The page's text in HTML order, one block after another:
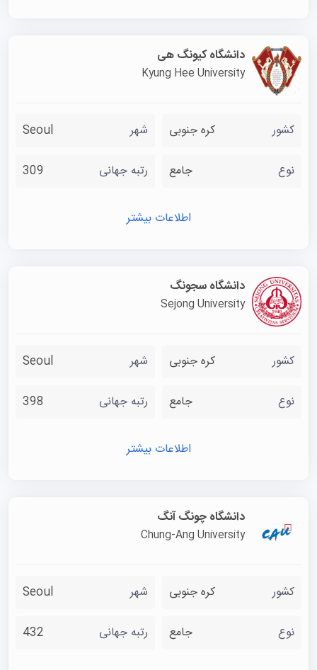
دانشگاه کیونگ هی
Kyung Hee University
کشور کره جنوبی شهر Seoul
نوع جامع رتبه جهانی 309
اطلاعات بیشتر
دانشگاه سجونگ
Sejong University
کشور کره جنوبی شهر Seoul
نوع جامع رتبه جهانی 398
اطلاعات بیشتر
دانشگاه چونگ آنگ
Chung-Ang University
کشور کره جنوبی شهر Seoul
نوع جامع رتبه جهانی 432